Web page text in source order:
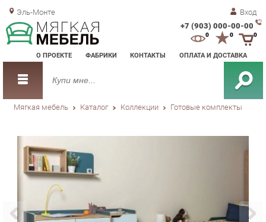
Эль-Монте Вход
+7 (903) 000-00-00
О ПРОЕКТЕ ФАБРИКИ КОНТАКТЫ ОПЛАТА И ДОСТАВКА
0 0
Мягкая мебель Каталог Коллекции Готовые комплекты